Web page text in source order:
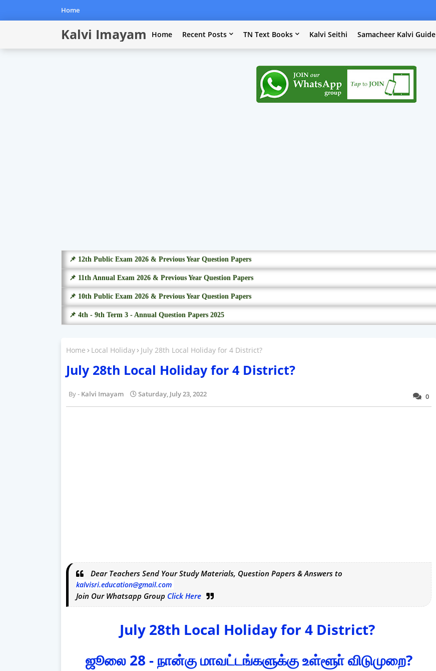
Home
Kalvi Imayam Home Recent Posts TN Text Books Kalvi Seithi Samacheer Kalvi Guide
📌 12th Public Exam 2026 & Previous Year Question Papers
📌 11th Annual Exam 2026 & Previous Year Question Papers
📌 10th Public Exam 2026 & Previous Year Question Papers
📌 4th - 9th Term 3 - Annual Question Papers 2025
Home Local Holiday July 28th Local Holiday for 4 District?
July 28th Local Holiday for 4 District?
0
Kalvi Imayam Saturday, July 23, 2022
Dear Teachers Send Your Study Materials, Question Papers & Answers to
kalvisri.education@gmail.com
Join Our Whatsapp Group Click Here
July 28th Local Holiday for 4 District?
ஜூலை 28 - நான்கு மாவட்டங்களுக்கு உள்ளூா் விடுமுறை?